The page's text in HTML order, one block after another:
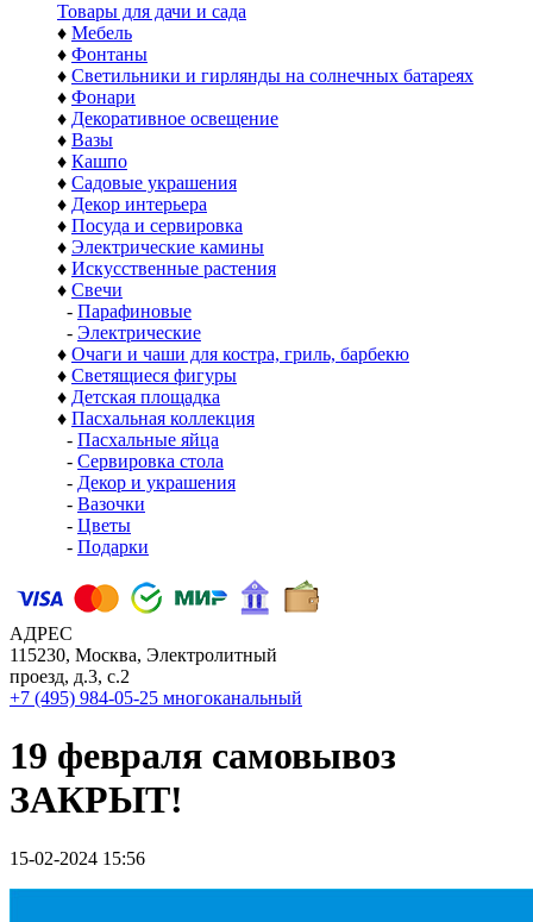
Товары для дачи и сада
♦ Мебель
♦ Фонтаны
♦ Светильники и гирлянды на солнечных батареях
♦ Фонари
♦ Декоративное освещение
♦ Вазы
♦ Кашпо
♦ Садовые украшения
♦ Декор интерьера
♦ Посуда и сервировка
♦ Электрические камины
♦ Искусственные растения
♦ Свечи
- Парафиновые
- Электрические
♦ Очаги и чаши для костра, гриль, барбекю
♦ Светящиеся фигуры
♦ Детская площадка
♦ Пасхальная коллекция
- Пасхальные яйца
- Сервировка стола
- Декор и украшения
- Вазочки
- Цветы
- Подарки
АДРЕС
115230, Москва, Электролитный
проезд, д.3, с.2
+7 (495) 984-05-25 многоканальный
19 февраля самовывоз
ЗАКРЫТ!
15-02-2024 15:56